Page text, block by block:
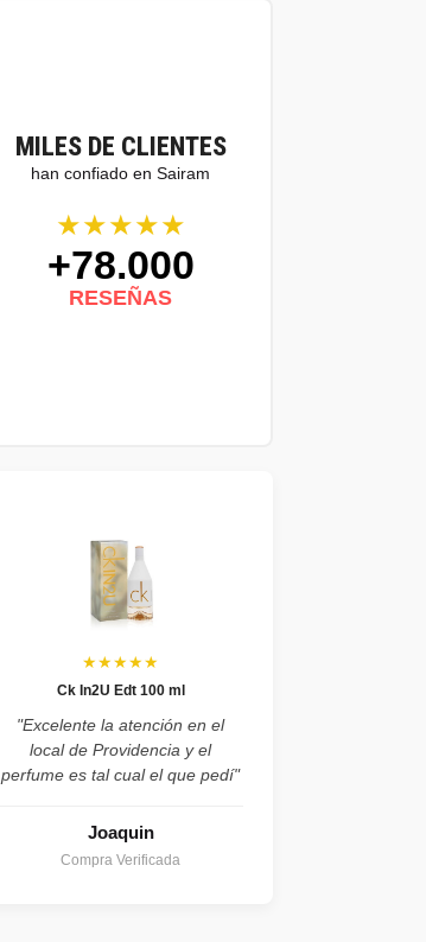
MILES DE CLIENTES
han confiado en Sairam
★★★★★
+78.000
RESEÑAS
★★★★★
Ck In2U Edt 100 ml
"Excelente la atención en el
local de Providencia y el
perfume es tal cual el que pedí"
Joaquin
Compra Verificada